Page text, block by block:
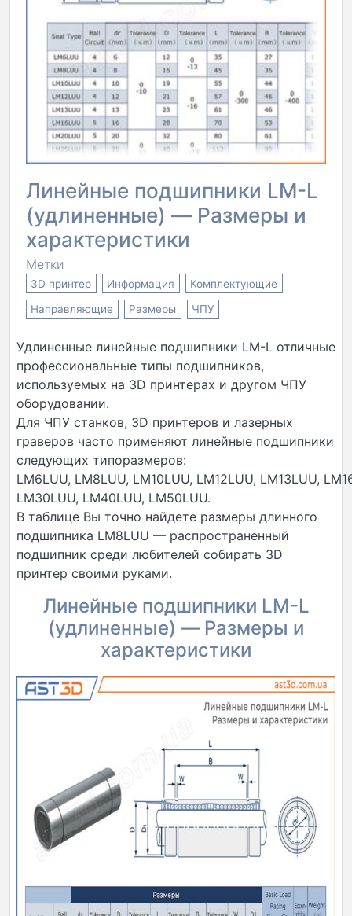
Линейные подшипники LM-L
(удлиненные) — Размеры и
характеристики
Метки
3D принтер Информация Комплектующие
Направляющие Размеры ЧПУ
Удлиненные линейные подшипники LM-L отличные
профессиональные типы подшипников,
используемых на 3D принтерах и другом ЧПУ
оборудовании.
Для ЧПУ станков, 3D принтеров и лазерных
граверов часто применяют линейные подшипники
следующих типоразмеров:
LM6LUU, LM8LUU, LM10LUU, LM12LUU, LM13LUU,
LM30LUU, LM40LUU, LM50LUU.
В таблице Вы точно найдете размеры длинного
подшипника LM8LUU — распространенный
подшипник среди любителей собирать 3D
принтер своими руками.
Линейные подшипники LM-L
(удлиненные) — Размеры и
характеристики